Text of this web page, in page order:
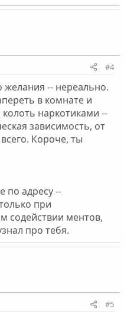
#4
желания -- нереально.
в комнате и
наркотиками --
зависимость, от
Короче, ты
по адресу --
при
содействии ментов,
про тебя.
#5